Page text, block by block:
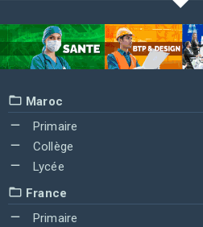
Maroc
Primaire
Collège
Lycée
France
Primaire